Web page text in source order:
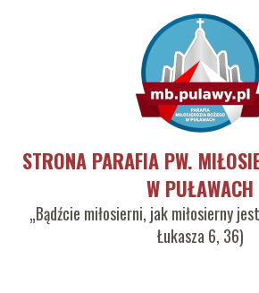
STRONA PARAFIA PW.
W PUŁAWACH
„Bądźcie miłosierni, jak miłosierny
Łukasza 6, 36)